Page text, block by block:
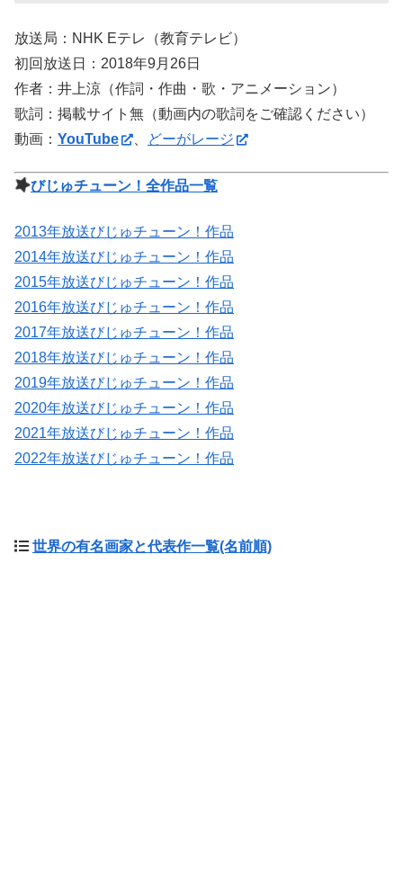
放送局：NHK Eテレ（教育テレビ）
初回放送日：2018年9月26日
作者：井上涼（作詞・作曲・歌・アニメーション）
歌詞：掲載サイト無（動画内の歌詞をご確認ください）
動画： YouTube どーがレージ
びじゅチューン！全作品一覧
2013年放送びじゅチューン！作品
2014年放送びじゅチューン！作品
2015年放送びじゅチューン！作品
2016年放送びじゅチューン！作品
2017年放送びじゅチューン！作品
2018年放送びじゅチューン！作品
2019年放送びじゅチューン！作品
2020年放送びじゅチューン！作品
2021年放送びじゅチューン！作品
2022年放送びじゅチューン！作品
世界の有名画家と代表作一覧(名前順)